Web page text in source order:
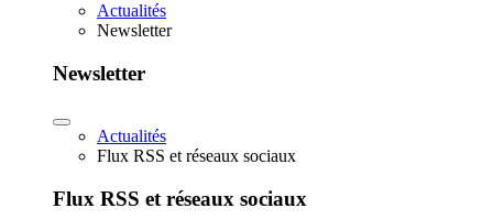
Actualités
Newsletter
Newsletter
Actualités
Flux RSS et réseaux sociaux
Flux RSS et réseaux sociaux